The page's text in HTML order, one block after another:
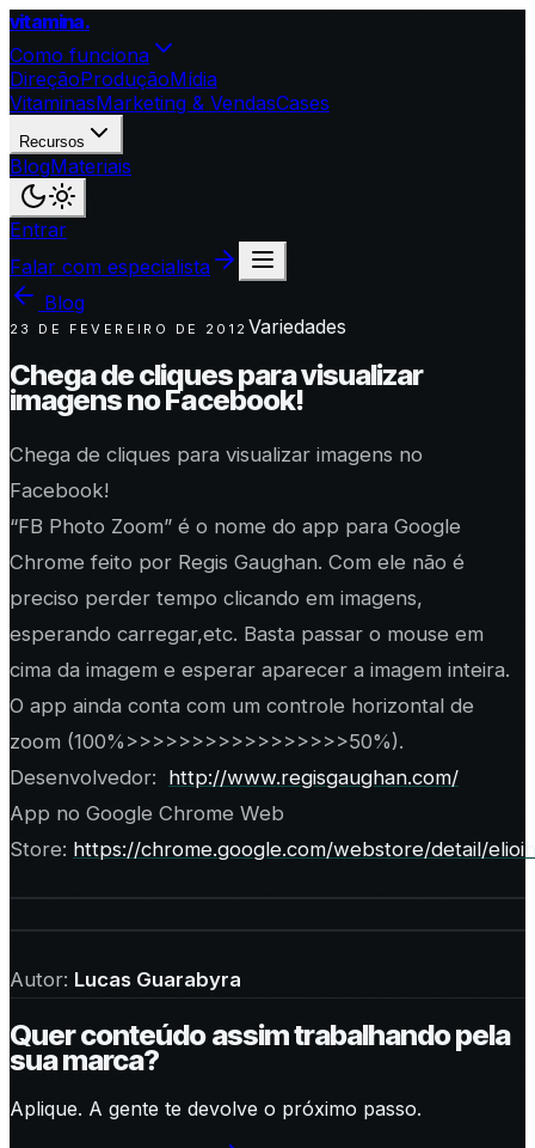
vitamina.
Como funciona
DireçãoProduçãoMídia
VitaminasMarketing & VendasCases
Recursos
BlogMateriais
Entrar
Falar com especialista
Blog
23 DE FEVEREIRO DE 2012 Variedades
Chega de cliques para visualizar
imagens no Facebook!
Chega de cliques para visualizar imagens no
Facebook!
“FB Photo Zoom” é o nome do app para Google
Chrome feito por Regis Gaughan. Com ele não é
preciso perder tempo clicando em imagens,
esperando carregar,etc. Basta passar o mouse em
cima da imagem e esperar aparecer a imagem inteira.
O app ainda conta com um controle horizontal de
zoom (100%>>>>>>>>>>>>>>>>>50%).
Desenvolvedor: http://www.regisgaughan.com/
App no Google Chrome Web
Store: https://chrome.google.com/webstore/detail/
Autor: Lucas Guarabyra
Quer conteúdo assim trabalhando pela
sua marca?
Aplique. A gente te devolve o próximo passo.